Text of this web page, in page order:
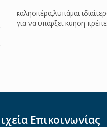
καλησπέρα,λυπάμαι
για να υπάρξει κύηση
Επικοινωνίας